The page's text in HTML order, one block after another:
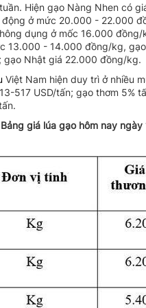
Hiện gạo Nàng Nhen có
ở mức 20.000 - 22.000
dụng ở mốc 16.000
13.000 - 14.000 đồng/kg,
Nhật giá 22.000 đồng/kg.
Việt Nam hiện duy trì ở nhiều
517 USD/tấn; gạo thơm 5%
Bảng giá lúa gạo hôm nay